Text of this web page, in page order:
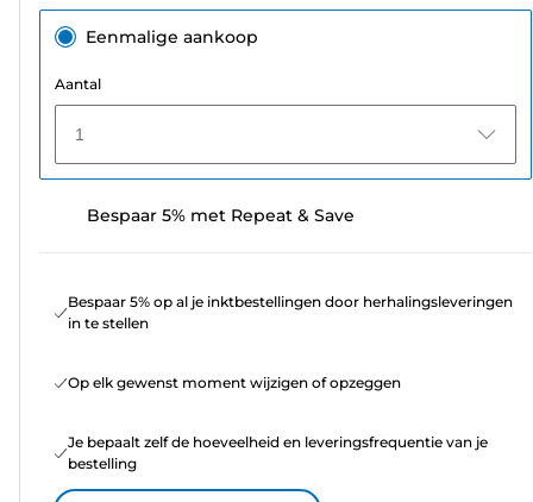
Eenmalige aankoop
Aantal
1
Bespaar 5% met Repeat & Save
Bespaar 5% op al je inktbestellingen door herhalingsleveringen
in te stellen
Op elk gewenst moment wijzigen of opzeggen
Je bepaalt zelf de hoeveelheid en leveringsfrequentie van je
bestelling